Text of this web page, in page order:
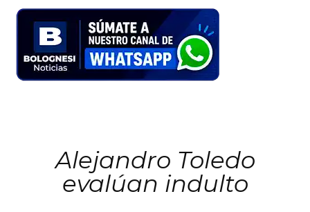
Alejandro Toledo
evalúan indulto